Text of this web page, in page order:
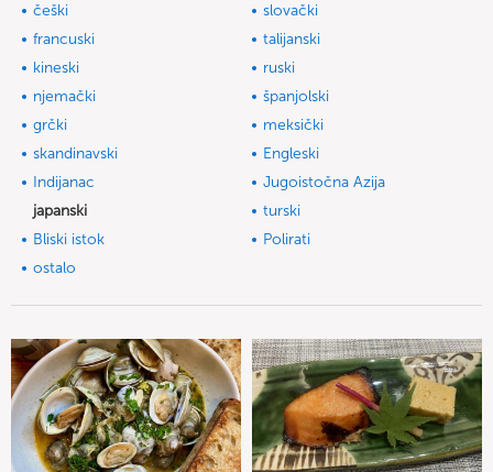
češki
slovački
francuski
talijanski
kineski
ruski
njemački
španjolski
grčki
meksički
skandinavski
Engleski
Indijanac
Jugoistočna Azija
japanski
turski
Bliski istok
Polirati
ostalo